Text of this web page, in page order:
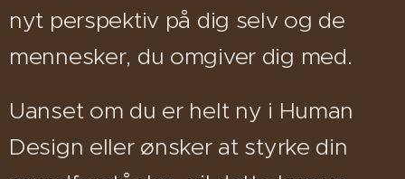
nyt perspektiv på dig selv og de
mennesker, du omgiver dig med.
Uanset om du er helt ny i Human
Design eller ønsker at styrke din